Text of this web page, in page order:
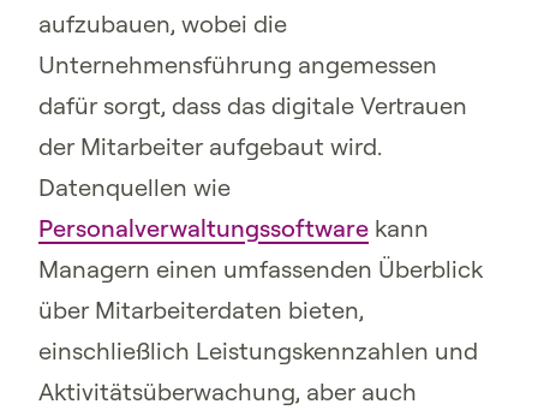
aufzubauen, wobei die
Unternehmensführung angemessen
dafür sorgt, dass das digitale Vertrauen
der Mitarbeiter aufgebaut wird.
Datenquellen wie
Personalverwaltungssoftware kann
Managern einen umfassenden Überblick
über Mitarbeiterdaten bieten,
einschließlich Leistungskennzahlen und
Aktivitätsüberwachung, aber auch